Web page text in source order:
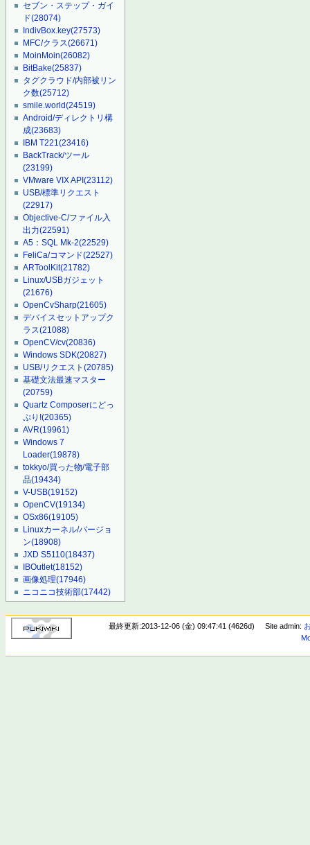
セブン・ステップ・ガイ
ド(28074)
IndivBox.key(27573)
MFC/クラス(26671)
MoinMoin(26082)
BitBake(25837)
タグクラウド/内部被リン
ク数(25712)
smile.world(24519)
Android/ディレクトリ構
成(23683)
IBM T221(23416)
BackTrack/ツール
(23199)
VMware VIX API(23112)
USB/標準リクエスト
(22917)
Objective-C/ファイル入
出力(22591)
A5：SQL Mk-2(22529)
FeliCa/コマンド(22527)
ARToolKit(21782)
Linux/USBガジェット
(21676)
OpenCvSharp(21605)
デバイスセットアップク
ラス(21088)
OpenCV/cv(20836)
Windows SDK(20827)
USB/リクエスト(20785)
基礎文法最速マスター
(20759)
Quartz Composerにどっ
ぷり!(20365)
AVR(19961)
Windows 7
Loader(19878)
tokkyo/買った物/電子部
品(19434)
V-USB(19152)
OpenCV(19134)
OSx86(19105)
Linuxカーネル/バージョ
ン(18908)
JXD S5110(18437)
IBOutlet(18152)
画像処理(17946)
ニコニコ技術部(17442)
最終更新:2013-12-06 (金) 09:47:41 (4626d) Site admin: